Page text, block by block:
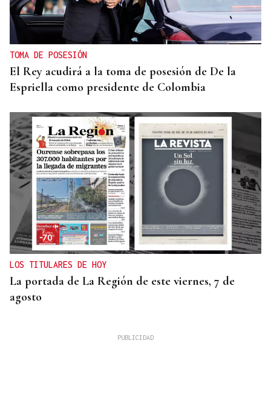
TOMA DE POSESIÓN
El Rey acudirá a la toma de posesión de De la
Espriella como presidente de Colombia
LOS TITULARES DE HOY
La portada de La Región de este viernes, 7 de
agosto